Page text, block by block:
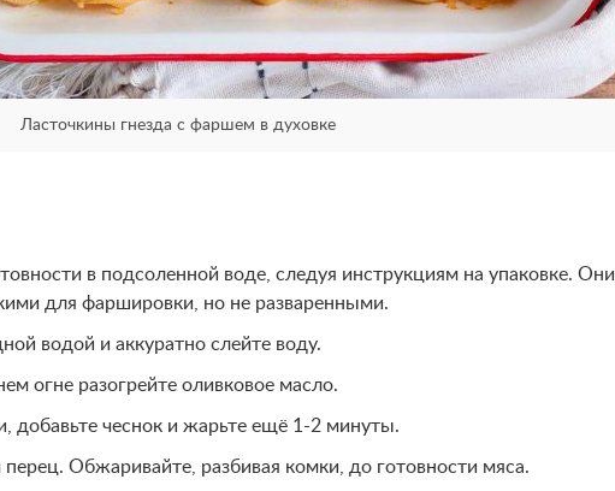
Ласточкины гнезда с фаршем в духовке
в подсоленной воде, следуя инструкциям на упаковке. Они
для фаршировки, но не разваренными.
водой и аккуратно слейте воду.
огне разогрейте оливковое масло.
добавьте чеснок и жарьте ещё 1-2 минуты.
Обжаривайте, разбивая комки, до готовности мяса.